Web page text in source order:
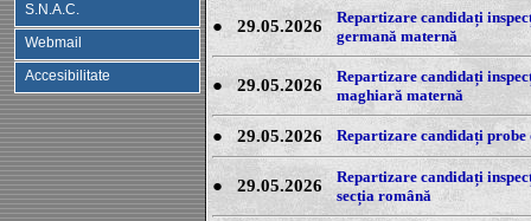
S.N.A.C.
Webmail
Accesibilitate
● 29.05.2026
Repartizare candidați
germană maternă
●29.05.2026
Repartizare candidați
maghiară maternă
● 29.05.2026 Repartizare candidați
● 29.05.2026
Repartizare candidați
secția română